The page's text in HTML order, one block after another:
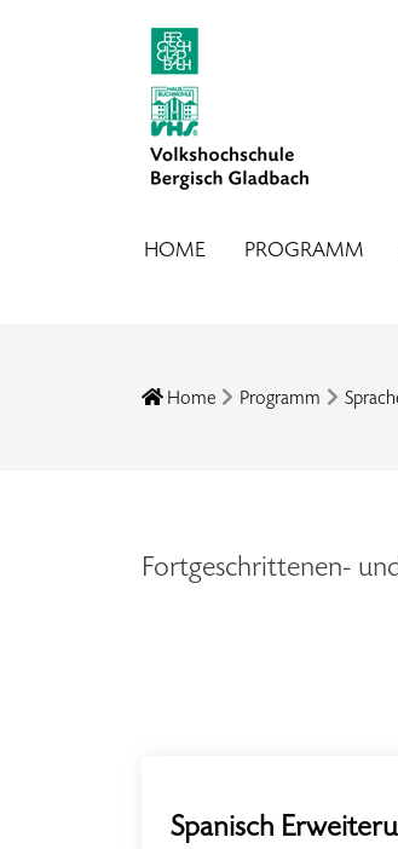
HOME PROGRAMM
Home Programm
Fortgeschrittenen-
Spanisch